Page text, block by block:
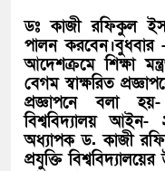
ডঃ কাজী রফিকুল
পালন করবেন।বুধবার -
আদেশক্রমে শিক্ষা
বেগম স্বাক্ষরিত
প্রজ্ঞাপনে বলা
বিশ্ববিদ্যালয়
অধ্যাপক ড. কাজী
প্রযুক্তি